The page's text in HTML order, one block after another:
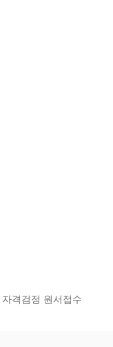
자격검정 원서접수